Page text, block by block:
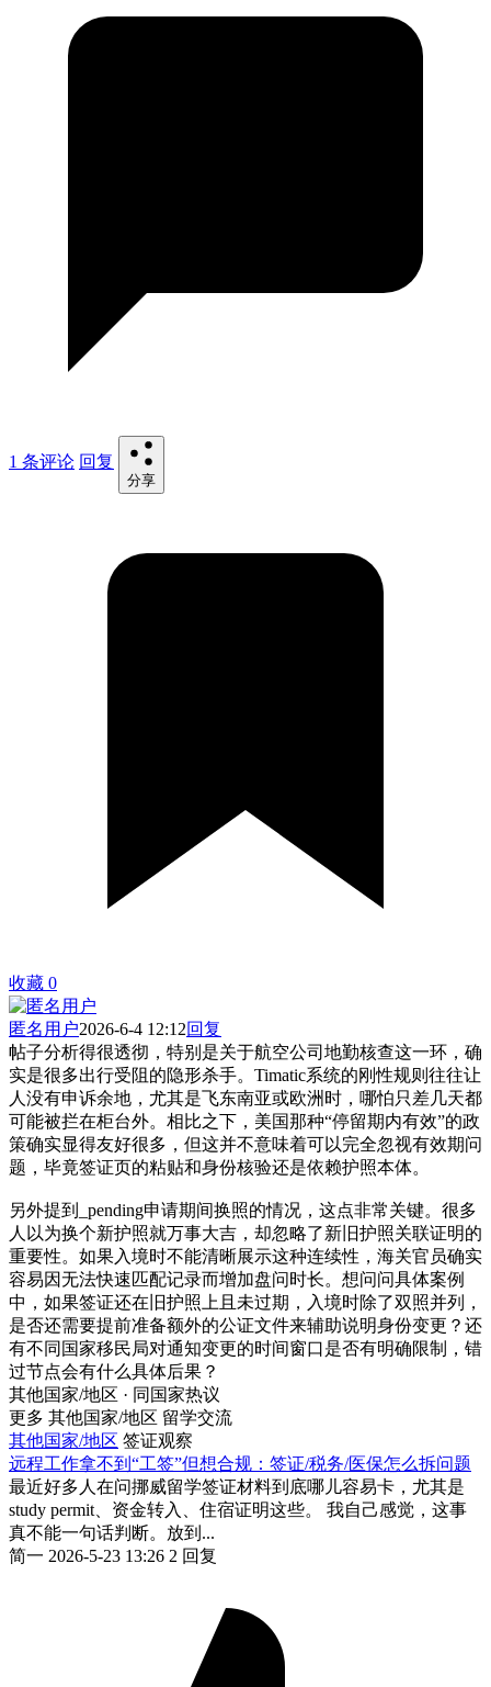
1 条评论 回复
分享
收藏 0
匿名用户2026-6-4 12:12回复
帖子分析得很透彻，特别是关于航空公司地勤核查这一环，确
实是很多出行受阻的隐形杀手。Timatic系统的刚性规则往往让
人没有申诉余地，尤其是飞东南亚或欧洲时，哪怕只差几天都
可能被拦在柜台外。相比之下，美国那种“停留期内有效”的政
策确实显得友好很多，但这并不意味着可以完全忽视有效期问
题，毕竟签证页的粘贴和身份核验还是依赖护照本体。
另外提到_pending申请期间换照的情况，这点非常关键。很多
人以为换个新护照就万事大吉，却忽略了新旧护照关联证明的
重要性。如果入境时不能清晰展示这种连续性，海关官员确实
容易因无法快速匹配记录而增加盘问时长。想问问具体案例
中，如果签证还在旧护照上且未过期，入境时除了双照并列，
是否还需要提前准备额外的公证文件来辅助说明身份变更？还
有不同国家移民局对通知变更的时间窗口是否有明确限制，错
过节点会有什么具体后果？
其他国家/地区 · 同国家热议
更多 其他国家/地区 留学交流
其他国家/地区 签证观察
远程工作拿不到“工签”但想合规：签证/税务/医保怎么拆问题
最近好多人在问挪威留学签证材料到底哪儿容易卡，尤其是
study permit、资金转入、住宿证明这些。 我自己感觉，这事
真不能一句话判断。放到...
简一 2026-5-23 13:26 2 回复